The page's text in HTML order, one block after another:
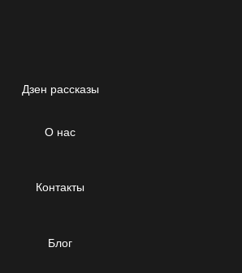
Дзен рассказы
О нас
Контакты
Блог